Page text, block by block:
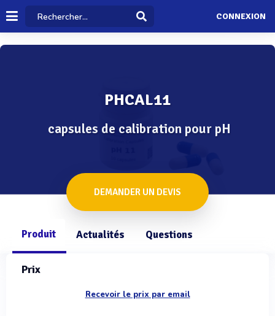
CONNEXION
PHCAL11
capsules de calibration pour pH
DEMANDER UN DEVIS
Produit Actualités Questions
Prix
Recevoir le prix par email